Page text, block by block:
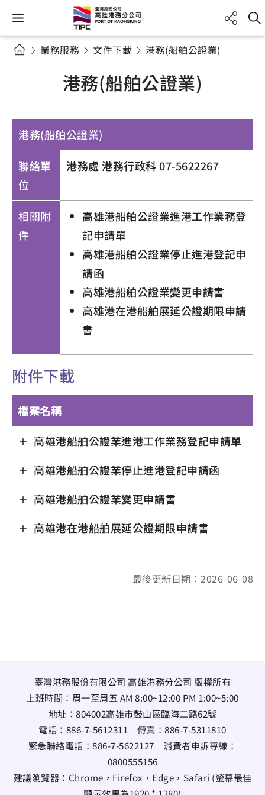
業務服務 文件下載 港務(船舶公證業)
港務(船舶公證業)
港務(船舶公證業)
聯絡單
位
港務處 港務行政科 07-5622267
相關附
件
高雄港船舶公證業進港工作業務登
記申請單
高雄港船舶公證業停止進港登記申
請函
高雄港船舶公證業變更申請書
高雄港在港船舶展延公證期限申請
書
附件下載
檔案名稱
高雄港船舶公證業進港工作業務登記申請單
高雄港船舶公證業停止進港登記申請函
高雄港船舶公證業變更申請書
高雄港在港船舶展延公證期限申請書
最後更新日期：2026-06-08
臺灣港務股份有限公司 高雄港務分公司 版權所有
上班時間：周一至周五 AM 8:00~12:00 PM 1:00~5:00
地址： 804002高雄市鼓山區臨海二路62號
電話： 886-7-5612311 傳真：886-7-5311810
緊急聯絡電話：886-7-5622127消費者申訴專線：
0800555156
建議瀏覽器：Chrome，Firefox，Edge，Safari (螢幕最佳